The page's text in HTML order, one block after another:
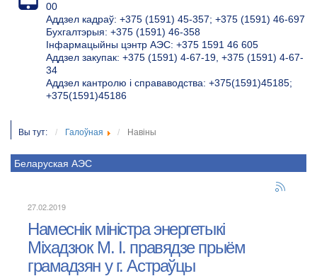
00
Аддзел кадраў: +375 (1591) 45-357; +375 (1591) 46-697
Бухгалтэрыя: +375 (1591) 46-358
Інфармацыйны цэнтр АЭС: +375 1591 46 605
Аддзел закупак: +375 (1591) 4-67-19, +375 (1591) 4-67-
34
Аддзел кантролю і справаводства: +375(1591)45185;
+375(1591)45186
Вы тут: Галоўная Навіны
Беларуская АЭС
27.02.2019
Намеснік міністра энергетыкі
Міхадзюк М. I. правядзе прыём
грамадзян у г. Астраўцы